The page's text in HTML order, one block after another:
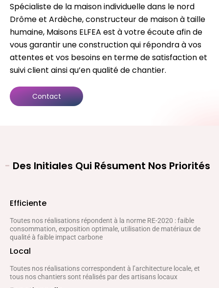
Spécialiste de la maison individuelle dans le nord
Drôme et Ardèche, constructeur de maison à taille
humaine, Maisons ELFEA est à votre écoute afin de
vous garantir une construction qui répondra à vos
attentes et vos besoins en terme de satisfaction et
suivi client ainsi qu’en qualité de chantier.
Contact
- Des Initiales Qui Résument Nos Priorités
Efficiente
Toutes nos réalisations répondent à la norme RE-2020 : faible
consommation, exposition optimale, utilisation de matériaux de
qualité à faible impact carbone
Local
Toutes nos réalisations correspondent à l’architecture locale, et
tous nos chantiers sont réalisés par des artisans locaux